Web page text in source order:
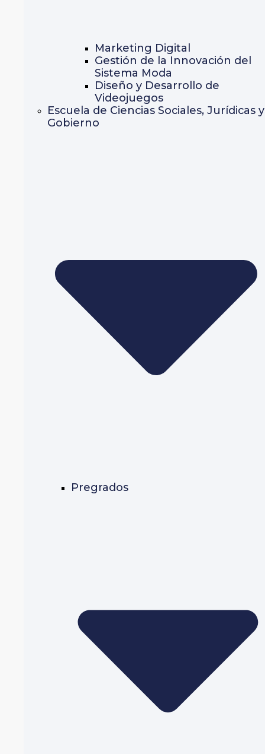
Marketing Digital
Gestión de la Innovación del
Sistema Moda
Diseño y Desarrollo de
Videojuegos
Escuela de Ciencias Sociales, Jurídicas y
Gobierno
Pregrados